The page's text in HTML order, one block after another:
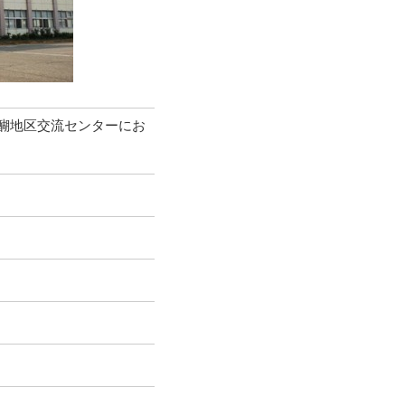
地区交流センターにお